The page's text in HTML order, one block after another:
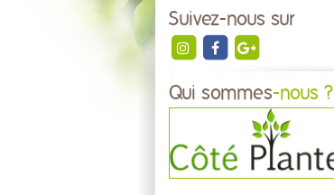
Suivez-nous sur
Qui sommes-nous ?